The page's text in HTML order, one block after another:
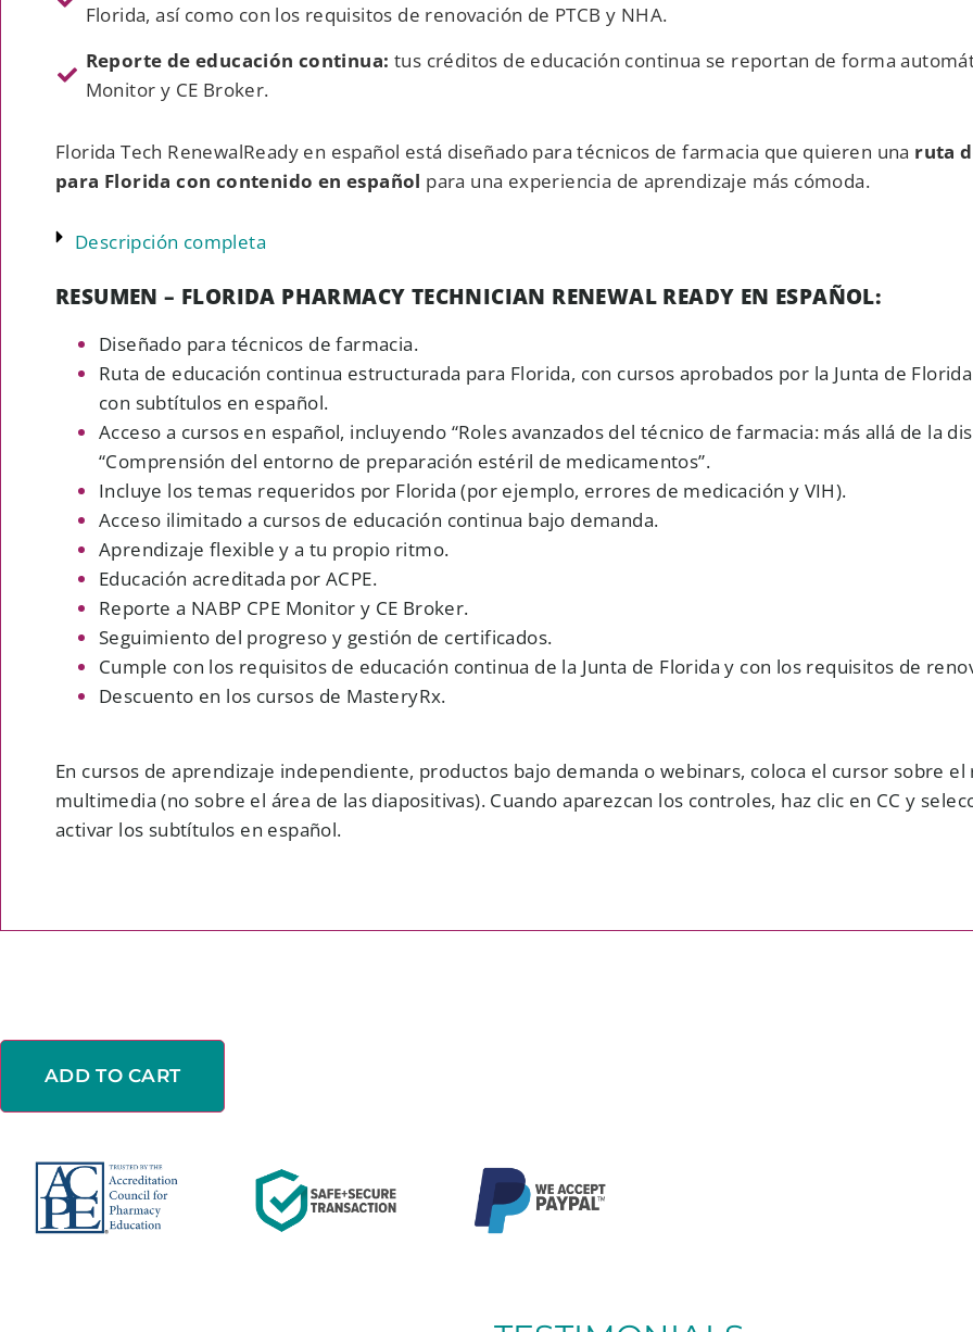
Florida, así como con los requisitos de renovación de PTCB y NHA.
Reporte de educación continua: tus créditos de educación continua se reportan de forma
Monitor y CE Broker.
Florida Tech RenewalReady en español está diseñado para técnicos de farmacia que quieren una ruta
para Florida con contenido en español para una experiencia de aprendizaje más cómoda.
Descripción completa
RESUMEN – FLORIDA PHARMACY TECHNICIAN RENEWAL READY EN ESPAÑOL:
Diseñado para técnicos de farmacia.
Ruta de educación continua estructurada para Florida, con cursos aprobados por la Junta de
con subtítulos en español.
Acceso a cursos en español, incluyendo “Roles avanzados del técnico de farmacia: más allá de la
“Comprensión del entorno de preparación estéril de medicamentos”.
Incluye los temas requeridos por Florida (por ejemplo, errores de medicación y VIH).
Acceso ilimitado a cursos de educación continua bajo demanda.
Aprendizaje flexible y a tu propio ritmo.
Educación acreditada por ACPE.
Reporte a NABP CPE Monitor y CE Broker.
Seguimiento del progreso y gestión de certificados.
Cumple con los requisitos de educación continua de la Junta de Florida y con los requisitos de
Descuento en los cursos de MasteryRx.
En cursos de aprendizaje independiente, productos bajo demanda o webinars, coloca el cursor sobre
multimedia (no sobre el área de las diapositivas). Cuando aparezcan los controles, haz clic en CC y
activar los subtítulos en español.
ADD TO CART